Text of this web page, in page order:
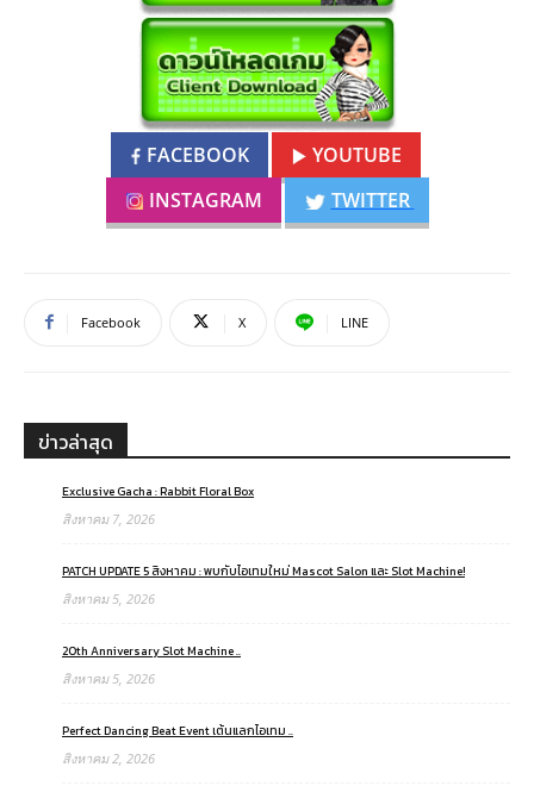
FACEBOOK
YOUTUBE
INSTAGRAM
TWITTER
Facebook X LINE
ข่าวล่าสุด
Exclusive Gacha : Rabbit Floral Box
สิงหาคม 7, 2026
PATCH UPDATE 5 สิงหาคม : พบกับไอเทมใหม่ Mascot Salon และ Slot Machine!
สิงหาคม 5, 2026
20th Anniversary Slot Machine ..
สิงหาคม 5, 2026
Perfect Dancing Beat Event เต้นแลกไอเทม ..
สิงหาคม 2, 2026